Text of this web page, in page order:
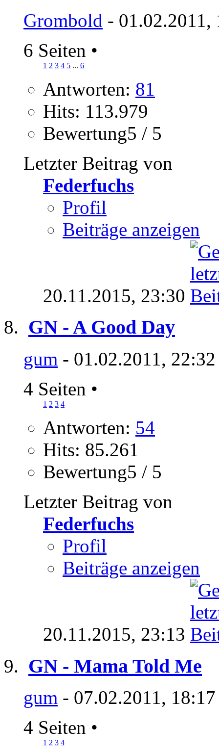
Grombold - 01.02.2011,
6 Seiten •
1 2 3 4 5 ... 6
Antworten: 81
Hits: 113.979
Bewertung5 / 5
Letzter Beitrag von
Federfuchs
Profil
Beiträge anzeigen
20.11.2015, 23:30
GN - A Good Day
gum - 01.02.2011,
4 Seiten •
1 2 3 4
Antworten: 54
Hits: 85.261
Bewertung5 / 5
Letzter Beitrag von
Federfuchs
Profil
Beiträge anzeigen
20.11.2015, 23:13
GN - Mama Told Me
gum - 07.02.2011,
4 Seiten •
1 2 3 4